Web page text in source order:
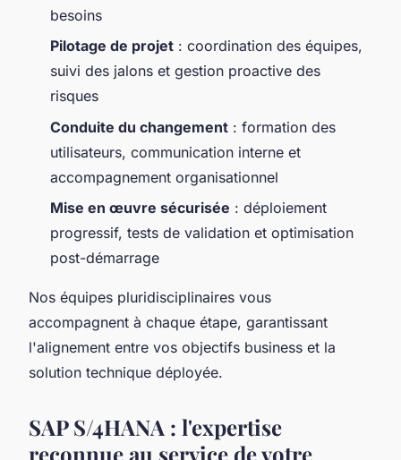
besoins
Pilotage de projet : coordination des équipes,
suivi des jalons et gestion proactive des
risques
Conduite du changement : formation des
utilisateurs, communication interne et
accompagnement organisationnel
Mise en œuvre sécurisée : déploiement
progressif, tests de validation et optimisation
post-démarrage
Nos équipes pluridisciplinaires vous
accompagnent à chaque étape, garantissant
l'alignement entre vos objectifs business et la
solution technique déployée.
SAP S/4HANA : l'expertise
reconnue au service de votre